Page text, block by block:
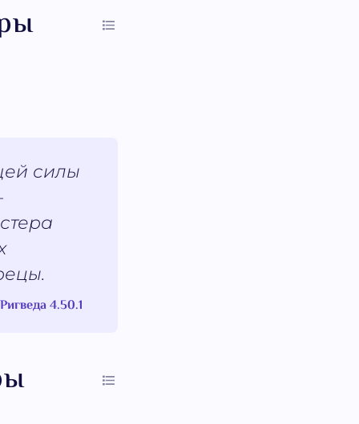
силы
Ригведа 4.50.1